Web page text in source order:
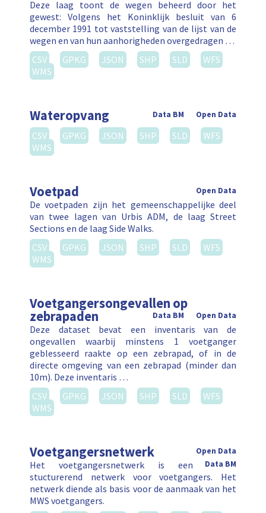
Deze laag toont de wegen beheerd door het
gewest: Volgens het Koninklijk besluit van 6
december 1991 tot vaststelling van de lijst van de
wegen en van hun aanhorigheden overgedragen …
CSV
GPKG JSON SHP SLD
WFS
WMS
Wateropvang Open Data
Data BM
CSV GPKG JSON SHP SLD
WFS
WMS
Voetpad Open Data
De voetpaden zijn het gemeenschappelijke deel
van twee lagen van Urbis ADM, de laag Street
Sections en de laag Side Walks.
CSV
GPKG JSON SHP SLD
WFS
WMS
Voetgangersongevallen op
zebrapaden Open Data
Data BM
Deze dataset bevat een inventaris van de
ongevallen waarbij minstens 1 voetganger
geblesseerd raakte op een zebrapad, of in de
directe omgeving van een zebrapad (minder dan
10m). Deze inventaris …
CSV
GPKG JSON SHP SLD
WFS
WMS
Voetgangersnetwerk
Open Data
Data BM
Het voetgangersnetwerk is een
stucturerend netwerk voor voetgangers. Het
netwerk diende als basis voor de aanmaak van het
MWS voetgangers.